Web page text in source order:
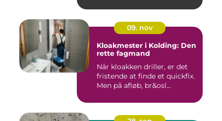
09. nov
Kloakmester i Kolding: Den
rette fagmand
Når kloakken driller, er det
fristende at finde et quickfix.
Men på afløb, br&osl...